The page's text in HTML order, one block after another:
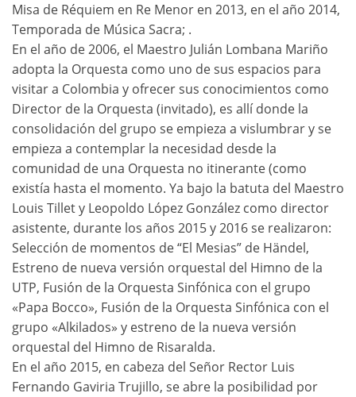
Misa de Réquiem en Re Menor en 2013, en el año 2014,
Temporada de Música Sacra; .
En el año de 2006, el Maestro Julián Lombana Mariño
adopta la Orquesta como uno de sus espacios para
visitar a Colombia y ofrecer sus conocimientos como
Director de la Orquesta (invitado), es allí donde la
consolidación del grupo se empieza a vislumbrar y se
empieza a contemplar la necesidad desde la
comunidad de una Orquesta no itinerante (como
existía hasta el momento. Ya bajo la batuta del Maestro
Louis Tillet y Leopoldo López González como director
asistente, durante los años 2015 y 2016 se realizaron:
Selección de momentos de “El Mesias” de Händel,
Estreno de nueva versión orquestal del Himno de la
UTP, Fusión de la Orquesta Sinfónica con el grupo
«Papa Bocco», Fusión de la Orquesta Sinfónica con el
grupo «Alkilados» y estreno de la nueva versión
orquestal del Himno de Risaralda.
En el año 2015, en cabeza del Señor Rector Luis
Fernando Gaviria Trujillo, se abre la posibilidad por